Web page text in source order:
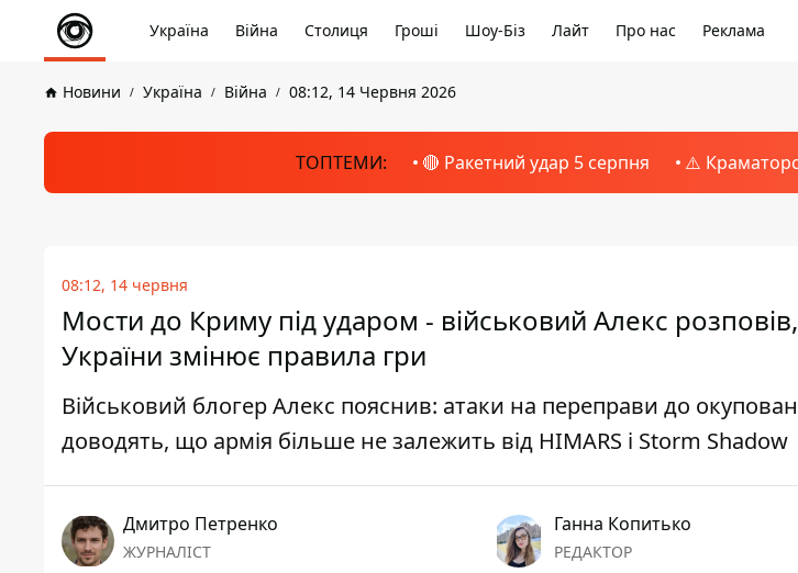
Україна Війна Столиця Гроші Шоу-Біз Лайт Про нас Реклама
Новини Україна Війна 08:12, 14 Червня 2026
ТОПТЕМИ: 🔴 Ракетний удар 5 серпня ⚠️
08:12, 14 червня
Мости до Криму під ударом - військовий Алекс
України змінює правила гри
Військовий блогер Алекс пояснив: атаки на переправи до
доводять, що армія більше не залежить від HIMARS і Storm Shadow
Дмитро Петренко
ЖУРНАЛІСТ
Ганна Копитько
РЕДАКТОР